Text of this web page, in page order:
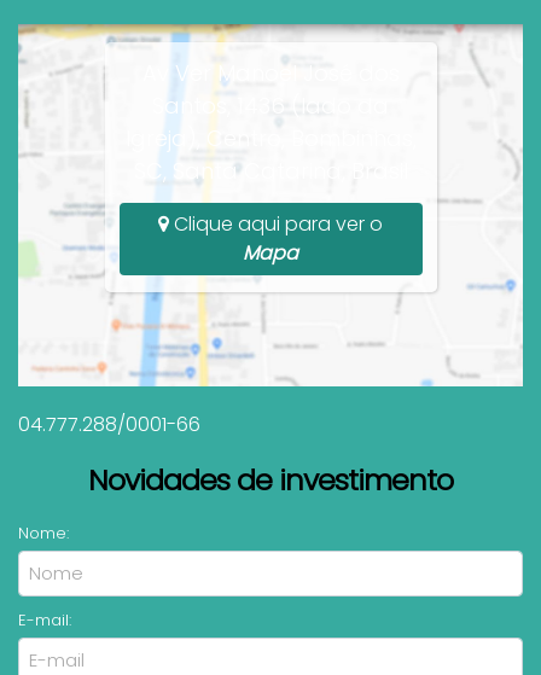
Av Ver Manoel José dos
Santos, 1436 (lado da
Igreja), Centro, Bombinhas,
SC, Santa Catarina, Brasil
Clique aqui para ver o
Mapa
04.777.288/0001-66
Novidades de investimento
Nome:
E-mail: